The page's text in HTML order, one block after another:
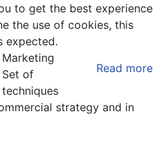
to get the best experience
the use of cookies, this
expected.
Read more
Marketing
Set of
techniques
strategy and in